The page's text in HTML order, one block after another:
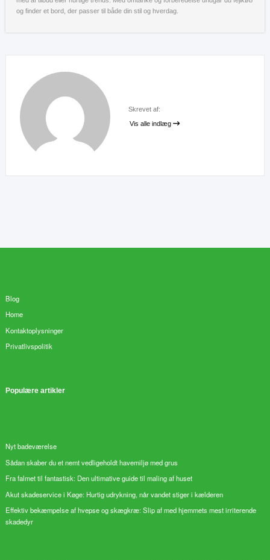
og finder et bord, der passer til både din stil og hverdag.
Skrevet af:
Vis alle indlæg
Blog
Home
Kontaktoplysninger
Privatlivspolitik
Populære artikler
Nyt badeværelse
Sådan skaber du et nemt vedligeholdt havemiljø med grus
Fra falmet til fantastisk: Den ultimative guide til maling af huset
Akut skadeservice i Køge: Hurtig udrykning, når vandet stiger i kælderen
Effektiv bekæmpelse af hvepse og skægkræ: Slip af med hjemmets mest irriterende
skadedyr